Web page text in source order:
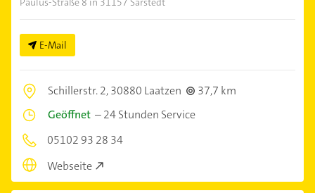
E-Mail
Schillerstr. 2,30880 Laatzen
37,7 km
Geöffnet –24 Stunden Service
05102 93 28 34
Webseite